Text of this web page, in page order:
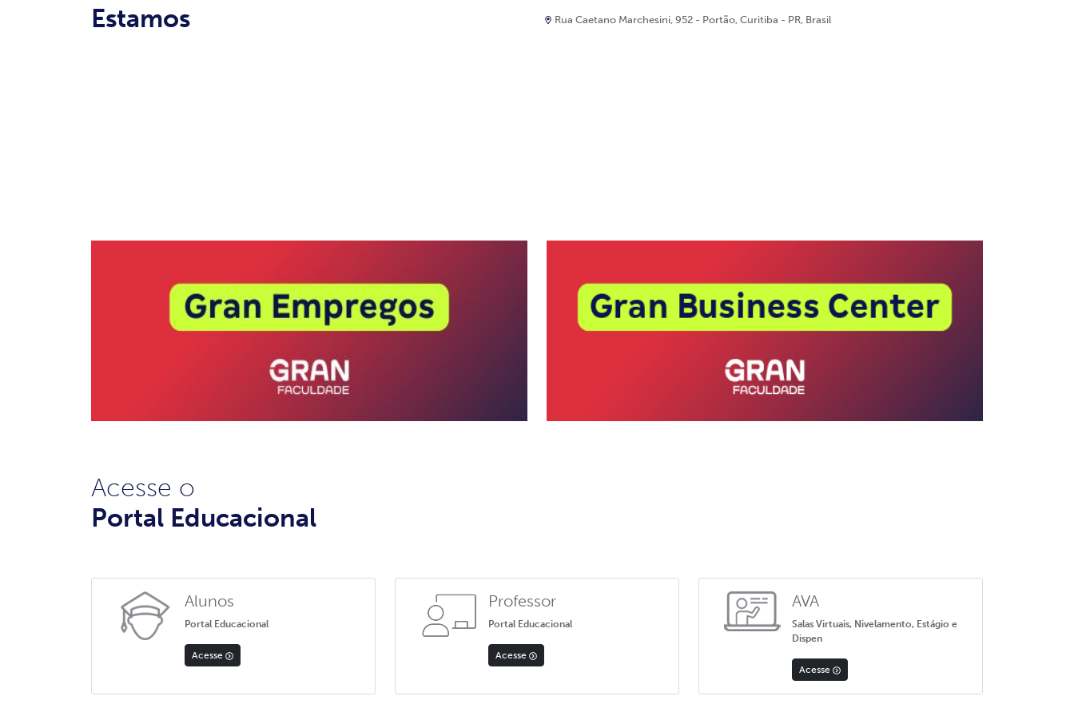
Estamos
Rua Caetano Marchesini, 952 - Portão, Curitiba - PR, Brasil
Acesse o
Portal Educacional
Alunos
Portal Educacional
Acesse
Professor
Portal Educacional
Acesse
AVA
Salas Virtuais, Nivelamento, Estágio e
Dispen
Acesse